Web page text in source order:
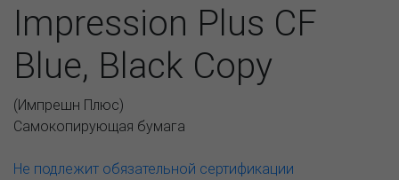
Impression Plus CF
Blue, Black Copy
(Импрешн Плюс)
Самокопирующая бумага
Не подлежит обязательной сертификации